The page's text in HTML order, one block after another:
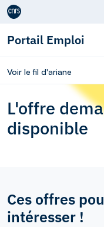
Aller au contenu
Portail Emploi
Voir le fil d'ariane
L'offre
disponible
Ces offres
intéresser !